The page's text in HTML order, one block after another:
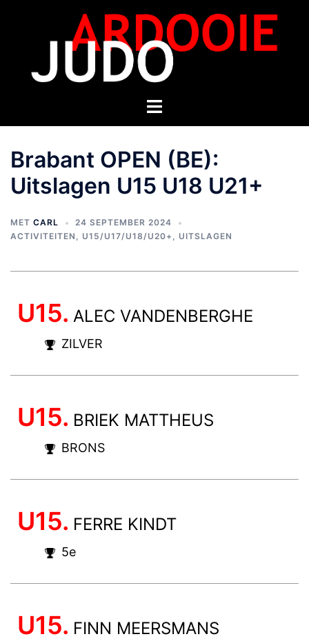
Brabant OPEN (BE):
Uitslagen U15 U18 U21+
MET CARL
24 SEPTEMBER 2024
ACTIVITEITEN , U15/U17/U18/U20+ , UITSLAGEN
U15. ALEC VANDENBERGHE
ZILVER
U15. BRIEK MATTHEUS
BRONS
U15. FERRE KINDT
5e
U15. FINN MEERSMANS